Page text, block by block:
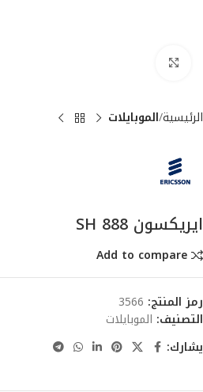
الرئيسية الموبايلات
ايريكسون SH 888
Add to compare
رمز المنتج: 3566
التصنيف: الموبايلات
يشارك: